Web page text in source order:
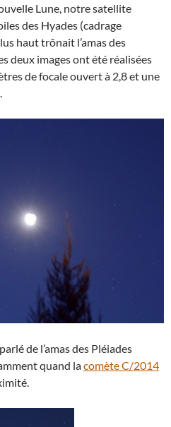
Lune, notre satellite
des Hyades (cadrage
haut trônait l’amas des
deux images ont été réalisées
de focale ouvert à 2,8 et une
de l’amas des Pléiades
quand lacomète C/2014